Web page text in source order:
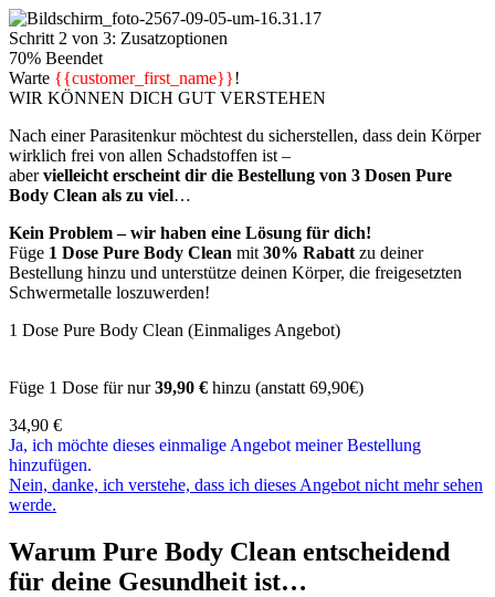
Schritt 2 von 3: Zusatzoptionen
70% Beendet
Warte {{customer_first_name}}!
WIR KÖNNEN DICH GUT VERSTEHEN
Nach einer Parasitenkur möchtest du sicherstellen, dass dein Körper
wirklich frei von allen Schadstoffen ist –
abervielleicht erscheint dir die Bestellung von 3 Dosen Pure
Body Clean als zu viel…
Kein Problem – wir haben eine Lösung für dich!
Füge 1 Dose Pure Body Clean mit 30% Rabatt zu deiner
Bestellung hinzu und unterstütze deinen Körper, die freigesetzten
Schwermetalle loszuwerden!
1 Dose Pure Body Clean (Einmaliges Angebot)
Füge 1 Dose für nur39,90 € hinzu (anstatt 69,90€)
34,90 €
Ja, ich möchte dieses einmalige Angebot meiner Bestellung
hinzufügen.
Nein, danke, ich verstehe, dass ich dieses Angebot nicht mehr sehen
werde.
Warum Pure Body Clean entscheidend
für deine Gesundheit ist…